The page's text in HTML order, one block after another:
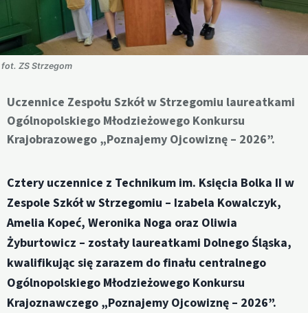
fot. ZS Strzegom
Uczennice Zespołu Szkół w Strzegomiu laureatkami
Ogólnopolskiego Młodzieżowego Konkursu
Krajobrazowego „Poznajemy Ojcowiznę – 2026”.
Cztery uczennice z Technikum im. Księcia Bolka II w
Zespole Szkół w Strzegomiu – Izabela Kowalczyk,
Amelia Kopeć, Weronika Noga oraz Oliwia
Żyburtowicz – zostały laureatkami Dolnego Śląska,
kwalifikując się zarazem do finału centralnego
Ogólnopolskiego Młodzieżowego Konkursu
Krajoznawczego „Poznajemy Ojcowiznę – 2026”.